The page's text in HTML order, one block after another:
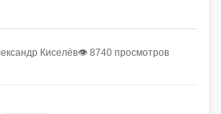
Киселёв👁 8740 просмотров